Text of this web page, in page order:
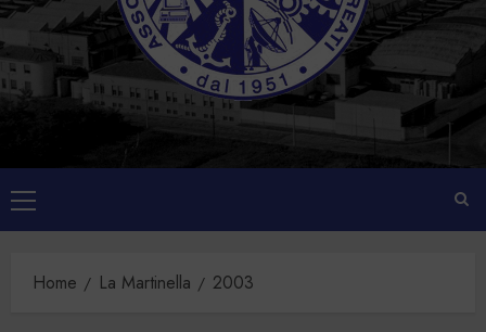
Menu
principale
Home La Martinella 2003